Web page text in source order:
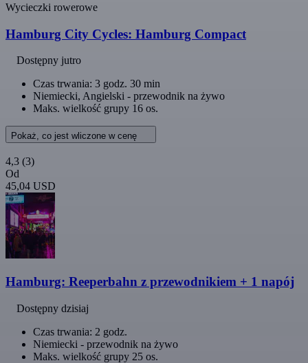
Wycieczki rowerowe
Hamburg City Cycles: Hamburg Compact
Dostępny jutro
Czas trwania: 3 godz. 30 min
Niemiecki, Angielski - przewodnik na żywo
Maks. wielkość grupy 16 os.
Pokaż, co jest wliczone w cenę
4,3 (3)
Od
45,04 USD
Hamburg: Reeperbahn z przewodnikiem + 1 napój
Dostępny dzisiaj
Czas trwania: 2 godz.
Niemiecki - przewodnik na żywo
Maks. wielkość grupy 25 os.